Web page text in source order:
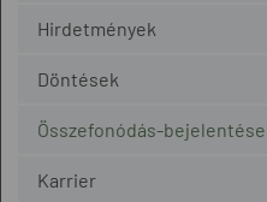
Hirdetmények
Döntések
Összefonódás-
Karrier